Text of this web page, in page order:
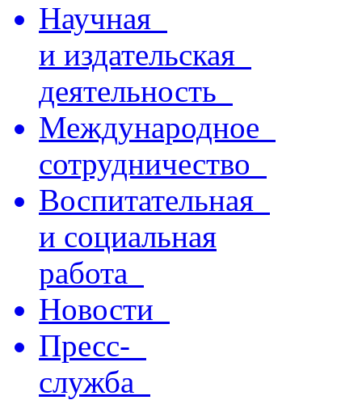
Научная
и издательская
деятельность
Международное
сотрудничество
Воспитательная
и социальная
работа
Новости
Пресс-
служба